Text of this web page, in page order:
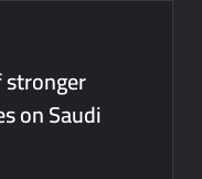
stronger
on Saudi